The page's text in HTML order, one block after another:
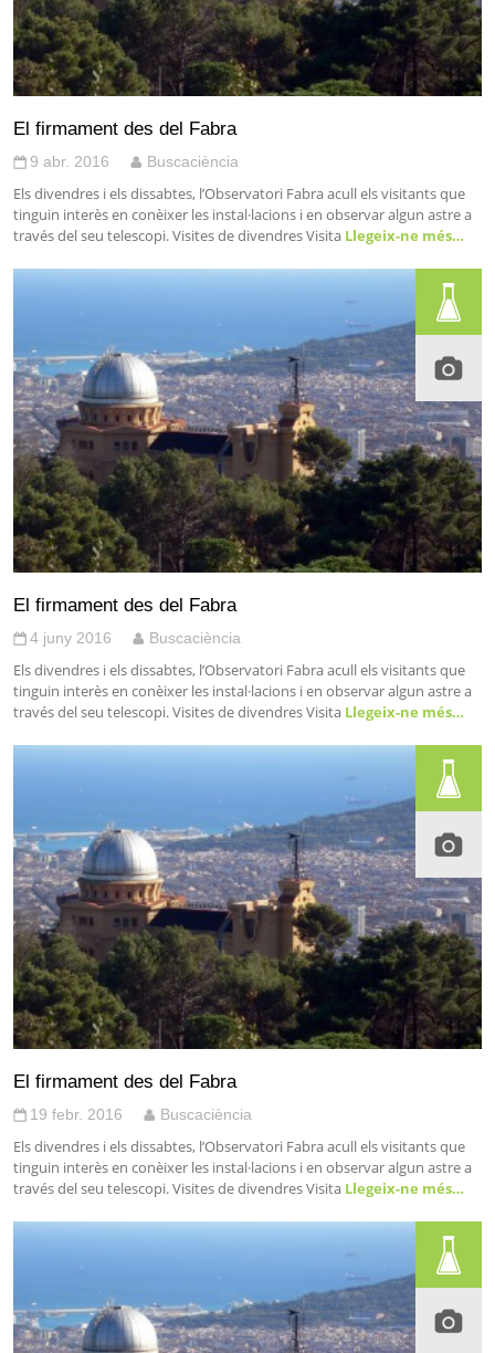
El firmament des del Fabra
9 abr. 2016 Buscaciència
Els divendres i els dissabtes, l’Observatori Fabra acull els visitants que
tinguin interès en conèixer les instal·lacions i en observar algun astre a
través del seu telescopi. Visites de divendres Visita Llegeix-ne més…
El firmament des del Fabra
4 juny 2016 Buscaciència
Els divendres i els dissabtes, l’Observatori Fabra acull els visitants que
tinguin interès en conèixer les instal·lacions i en observar algun astre a
través del seu telescopi. Visites de divendres Visita Llegeix-ne més…
El firmament des del Fabra
19 febr. 2016 Buscaciència
Els divendres i els dissabtes, l’Observatori Fabra acull els visitants que
tinguin interès en conèixer les instal·lacions i en observar algun astre a
través del seu telescopi. Visites de divendres Visita Llegeix-ne més…